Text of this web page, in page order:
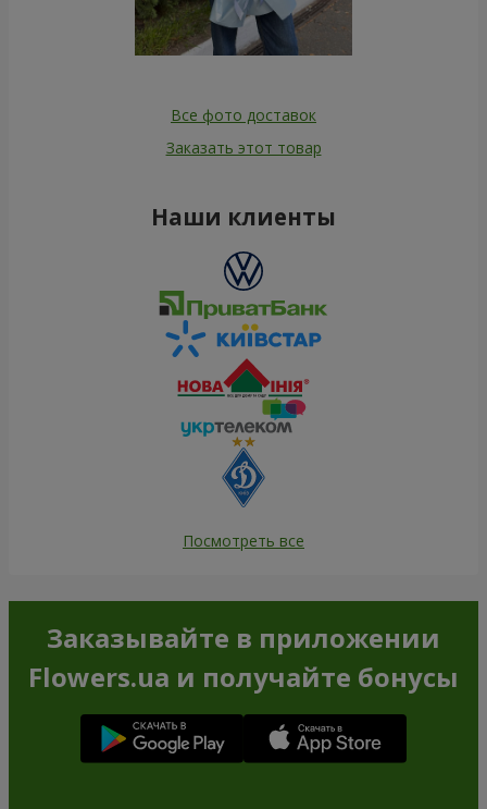
Все фото доставок
Заказать этот товар
Наши клиенты
Посмотреть все
Заказывайте в приложении
Flowers.ua и получайте бонусы